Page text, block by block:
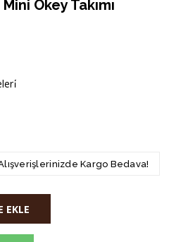
Okey Takımı
Kargo Bedava!
EKLE